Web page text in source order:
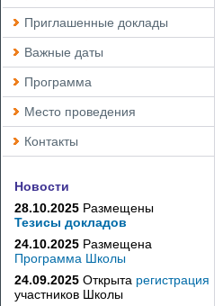
Приглашенные доклады
Важные даты
Программа
Место проведения
Контакты
Новости
28.10.2025 Размещены
Тезисы докладов
24.10.2025 Размещена
Программа Школы
24.09.2025 Открыта регистрация
участников Школы